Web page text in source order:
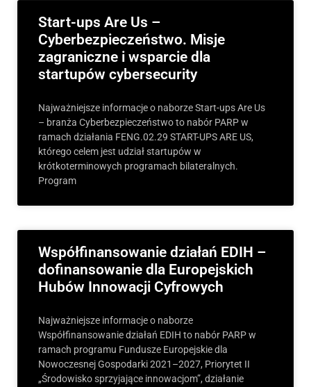
Start-ups Are Us –
Cyberbezpieczeństwo. Misje
zagraniczne i wsparcie dla
startupów cybersecurity
Najważniejsze informacje o naborze Start-ups Are Us
– branża Cyberbezpieczeństwo to nabór PARP w
ramach działania FENG.02.29 START-UPS ARE US,
którego celem jest udział startupów w
krótkoterminowych programach bilateralnych.
Program
Współfinansowanie działań EDIH –
dofinansowanie dla Europejskich
Hubów Innowacji Cyfrowych
Najważniejsze informacje o naborze
Współfinansowanie działań EDIH to nabór PARP w
ramach programu Fundusze Europejskie dla
Nowoczesnej Gospodarki 2021–2027, Priorytet II
„Środowisko sprzyjające innowacjom”, działanie